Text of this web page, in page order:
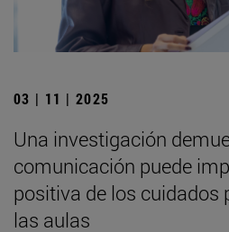
03 | 11 | 2025
Una investigación
comunicación puede
positiva de los cuidados
las aulas